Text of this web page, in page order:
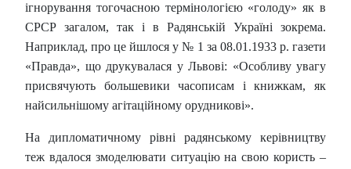
ігнорування тогочасною термінологією «голоду» як в
СРСР загалом, так і в Радянській Україні зокрема.
Наприклад, про це йшлося у № 1 за 08.01.1933 р. газети
«Правда», що друкувалася у Львові: «Особливу увагу
присвячують большевики часописам і книжкам, як
найсильнішому агітаційному орудникові».
На дипломатичному рівні радянському керівництву
теж вдалося змоделювати ситуацію на свою користь –